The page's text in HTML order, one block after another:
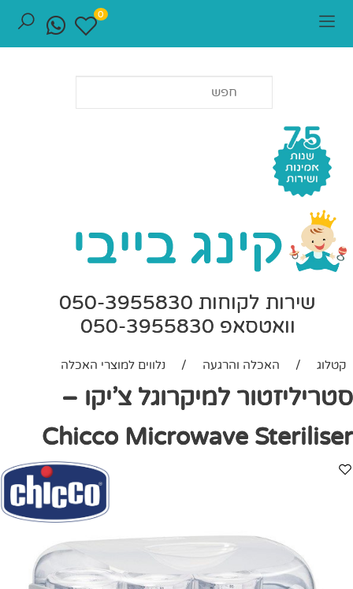
שירות לקוחות 050-3955830
וואטסאפ 050-3955830
0
קטלוג / האכלה והרגעה / נלווים למוצרי האכלה
סטריליזטור למיקרוגל צ’יקו –
Chicco Microwave Steriliser